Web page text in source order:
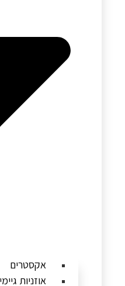
אקסטרים
אוזניות גיימינג